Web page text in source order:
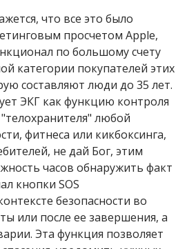
что все это было
просчетом Apple,
по большому счету
категории покупателей этих
составляют люди до 35 лет.
ЭКГ как функцию контроля
любой
фитнеса или кикбоксинга,
не дай Бог, этим
часов обнаружить факт
кнопки SOS
безопасности во
или после ее завершения, а
Эта функция позволяет